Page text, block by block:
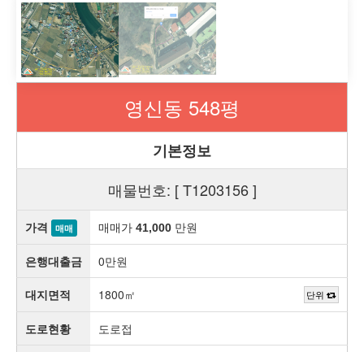
영신동 548평
기본정보
매물번호: [ T1203156 ]
가격 매매 매매가 41,000 만원
은행대출금 0만원
대지면적 1800㎡ 단위
도로현황 도로접